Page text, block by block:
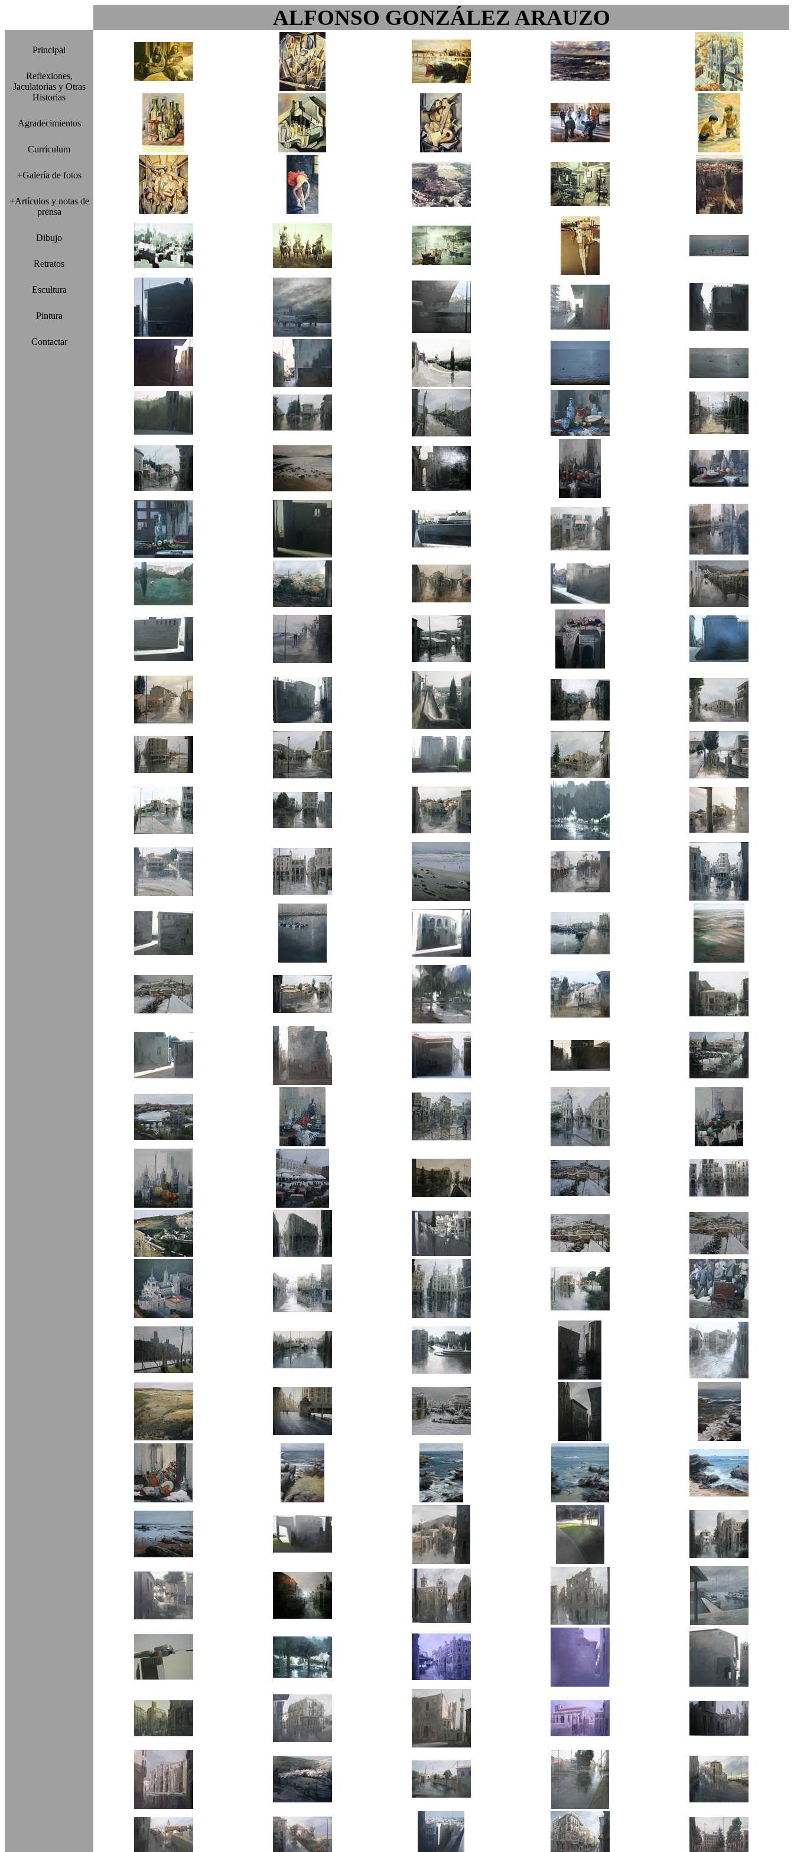
ALFONSO GONZÁLEZ ARAUZO
Principal
Reflexiones,
Jaculatorias y Otras
Historias
Agradecimientos
Currículum
+Galería de fotos
+Artículos y notas de
prensa
Dibujo
Retratos
Escultura
Pintura
Contactar